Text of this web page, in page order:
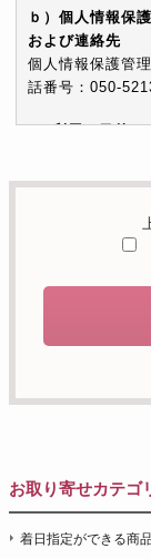
ｂ）個人情報保
および連絡先
個人情報保護管
話番号：050-
c）利用の目的
合わせを適切に
d）個人情報を
た個人情報を第
ことがあります。
利用目的の通知
停止・消去およ
す。）に応じま
お取り寄せカテゴ
着日指定ができる商